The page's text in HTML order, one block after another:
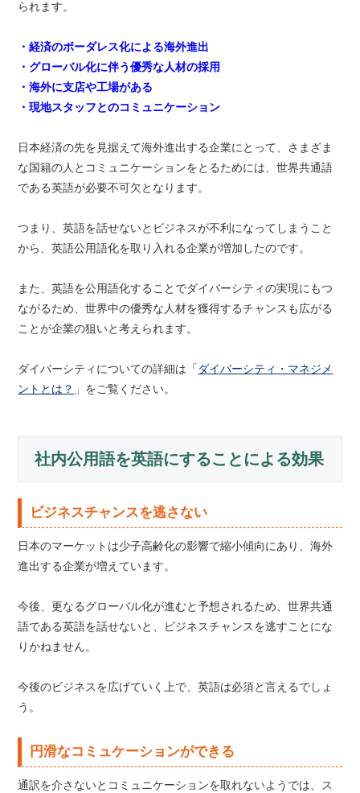
られます。
・経済のボーダレス化による海外進出
・グローバル化に伴う優秀な人材の採用
・海外に支店や工場がある
・現地スタッフとのコミュニケーション
日本経済の先を見据えて海外進出する企業にとって、さまざま
な国籍の人とコミュニケーションをとるためには、世界共通語
である英語が必要不可欠となります。
つまり、英語を話せないとビジネスが不利になってしまうこと
から、英語公用語化を取り入れる企業が増加したのです。
また、英語を公用語化することでダイバーシティの実現にもつ
ながるため、世界中の優秀な人材を獲得するチャンスも広がる
ことが企業の狙いと考えられます。
ダイバーシティについての詳細は「 ダイバーシティ・マネジメ
ントとは？ 」をご覧ください。
社内公用語を英語にすることによる効果
ビジネスチャンスを逃さない
日本のマーケットは少子高齢化の影響で縮小傾向にあり、海外
進出する企業が増えています。
今後、更なるグローバル化が進むと予想されるため、世界共通
語である英語を話せないと、ビジネスチャンスを逃すことにな
りかねません。
今後のビジネスを広げていく上で、英語は必須と言えるでしょ
う。
円滑なコミュケーションができる
通訳を介さないとコミュニケーションを取れないようでは、ス